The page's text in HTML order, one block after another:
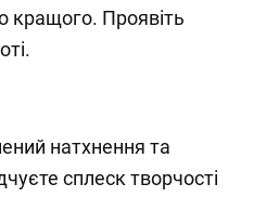
кращого. Проявіть
натхнення та
сплеск творчості